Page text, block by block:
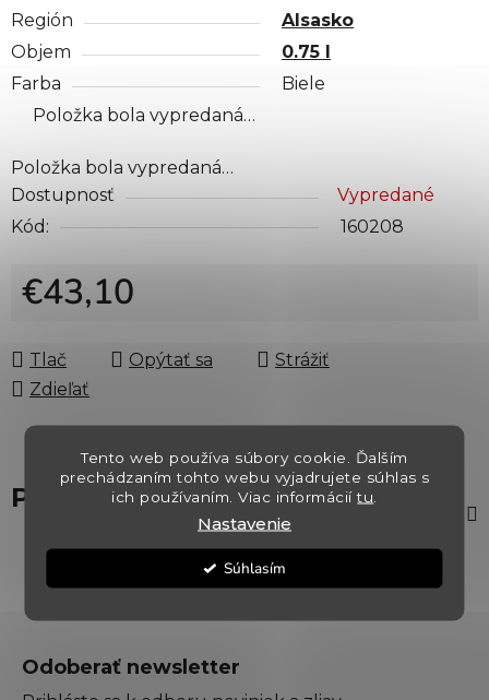
Tento web používa súbory cookie. Ďalším
prechádzaním tohto webu vyjadrujete súhlas s
ich používaním. Viac informáciítu
Nastavenie
Súhlasím
Región
Alsasko
Objem
0.75 l
Farba
Biele
Položka bola vypredaná…
Položka bola vypredaná…
Dostupnosť
Vypredané
Kód:
160208
€43,10
Tlač
Opýtať sa
Strážiť
Zdieľať
Popis
Odoberať newsletter